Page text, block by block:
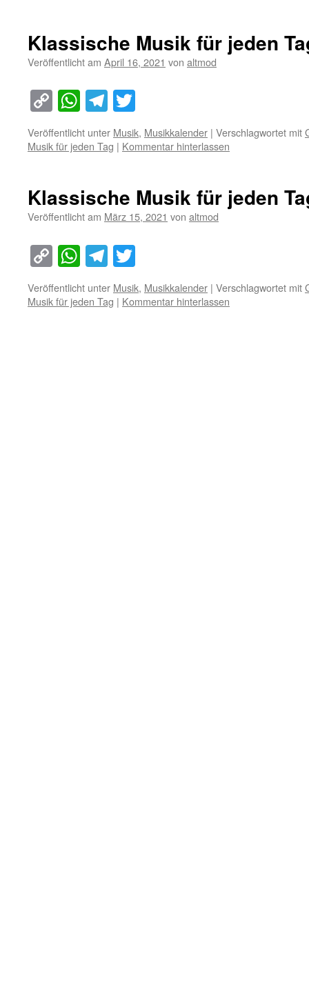
Klassische Musik für jeden
Veröffentlicht am April 16, 2021 von altmod
Copy
Link
WhatsApp
Telegram
Veröffentlicht unter Musik, Musikkalender | Verschlagwortet mit
Musik für jeden Tag | Kommentar hinterlassen
Klassische Musik für jeden
Veröffentlicht am März 15, 2021 von altmod
Copy
Link
WhatsApp
Telegram
Veröffentlicht unter Musik, Musikkalender | Verschlagwortet mit
Musik für jeden Tag | Kommentar hinterlassen